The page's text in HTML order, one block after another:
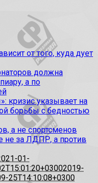
от того, куда дует
должна
а по
кризис указывает на
борьбы с бедностью
а не спортсменов
не за ЛДПР, а против
01-
2019-
25T14:10:08+0300